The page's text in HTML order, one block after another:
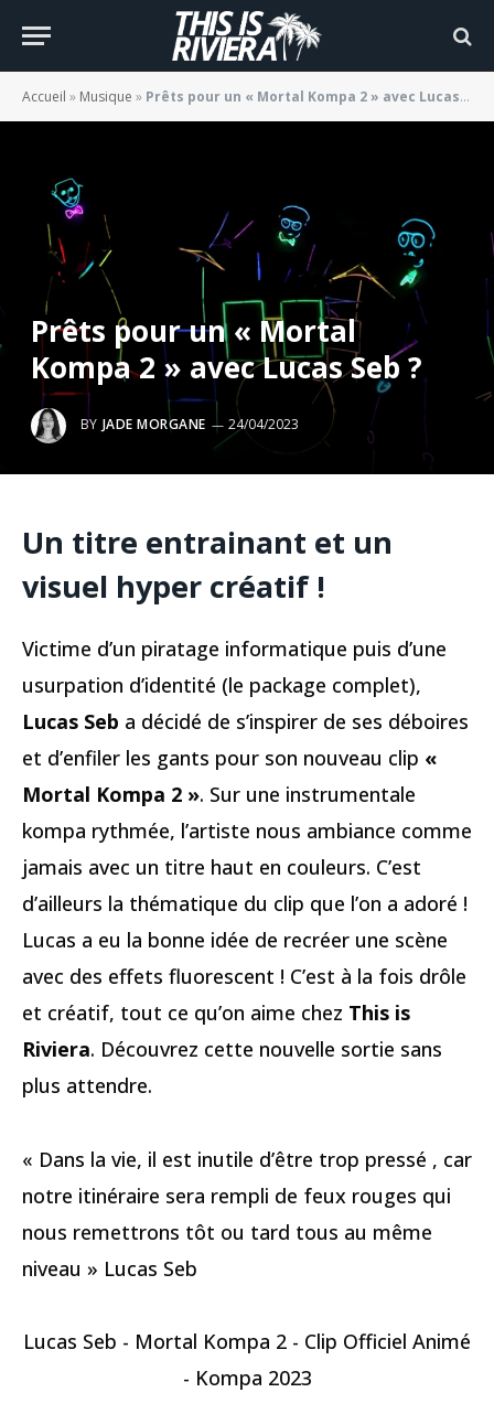
Accueil » Musique » Prêts pour un « Mortal Kompa 2 » avec Lucas Seb ?
Prêts pour un « Mortal
Kompa 2 » avec Lucas Seb ?
BY JADE MORGANE 24/04/2023
Un titre entrainant et un
visuel hyper créatif !
Victime d’un piratage informatique puis d’une
usurpation d’identité (le package complet),
Lucas Seb a décidé de s’inspirer de ses déboires
et d’enfiler les gants pour son nouveau clip «
Mortal Kompa 2 ». Sur une instrumentale
kompa rythmée, l’artiste nous ambiance comme
jamais avec un titre haut en couleurs. C’est
d’ailleurs la thématique du clip que l’on a adoré !
Lucas a eu la bonne idée de recréer une scène
avec des effets fluorescent ! C’est à la fois drôle
et créatif, tout ce qu’on aime chez This is
Riviera. Découvrez cette nouvelle sortie sans
plus attendre.
« Dans la vie, il est inutile d’être trop pressé , car
notre itinéraire sera rempli de feux rouges qui
nous remettrons tôt ou tard tous au même
niveau » Lucas Seb
Lucas Seb - Mortal Kompa 2 - Clip Officiel Animé
- Kompa 2023